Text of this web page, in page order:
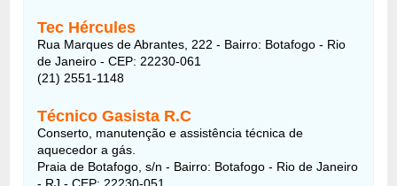
Tec Hércules
Rua Marques de Abrantes, 222 - Bairro: Botafogo - Rio
de Janeiro - CEP: 22230-061
(21) 2551-1148
Técnico Gasista R.C
Conserto, manutenção e assistência técnica de
aquecedor a gás.
Praia de Botafogo, s/n - Bairro: Botafogo - Rio de Janeiro
- RJ - CEP: 22230-051